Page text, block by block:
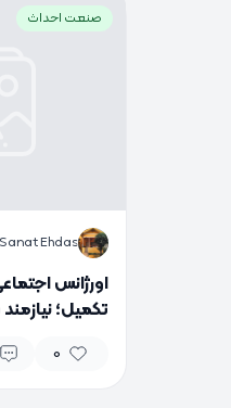
صنعت احداث
S
Sanat Ehdas
اورژانس
0